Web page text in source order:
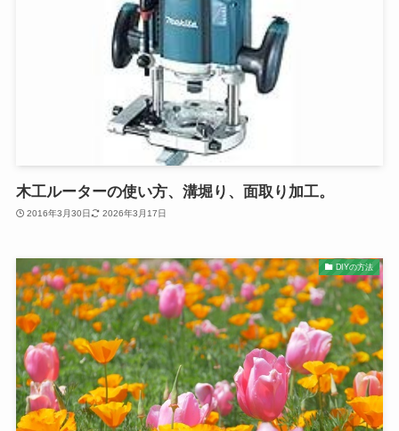
木工ルーターの使い方、溝堀り、面取り加工。
2016年3月30日 2026年3月17日
DIYの方法